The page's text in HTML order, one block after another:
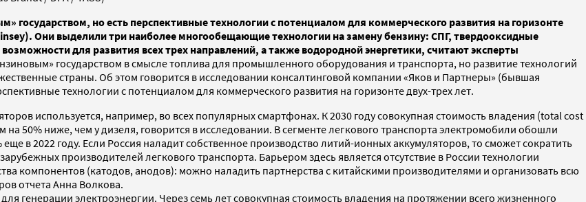
государством, но есть перспективные технологии с потенциалом для коммерческого развития на горизонте
Они выделили три наиболее многообещающие технологии на замену бензину: СПГ, твердооксидные
для развития всех трех направлений, а также водородной энергетики, считают эксперты
государством в смысле топлива для промышленного оборудования и транспорта, но развитие технологий
страны. Об этом говорится в исследовании консалтинговой компании «Яков и Партнеры» (бывшая
технологии с потенциалом для коммерческого развития на горизонте двух-трех лет.
используется, например, во всех популярных смартфонах. К 2030 году совокупная стоимость владения (total cost
50% ниже, чем у дизеля, говорится в исследовании. В сегменте легкового транспорта электромобили обошли
в 2022 году. Если Россия наладит собственное производство литий-ионных аккумуляторов, то сможет сократить
производителей легкового транспорта. Барьером здесь является отсутствие в России технологии
компонентов (катодов, анодов): можно наладить партнерства с китайскими производителями и организовать всю
отчета Анна Волкова.
генерации электроэнергии. Через семь лет совокупная стоимость владения на протяжении всего жизненного